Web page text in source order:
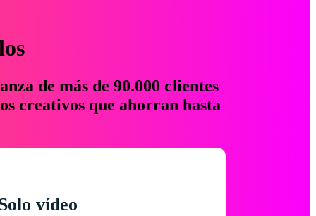
de más de 90.000 clientes
creativos que ahorran hasta
vídeo